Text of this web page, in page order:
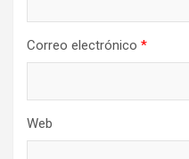
Correo electrónico *
Web